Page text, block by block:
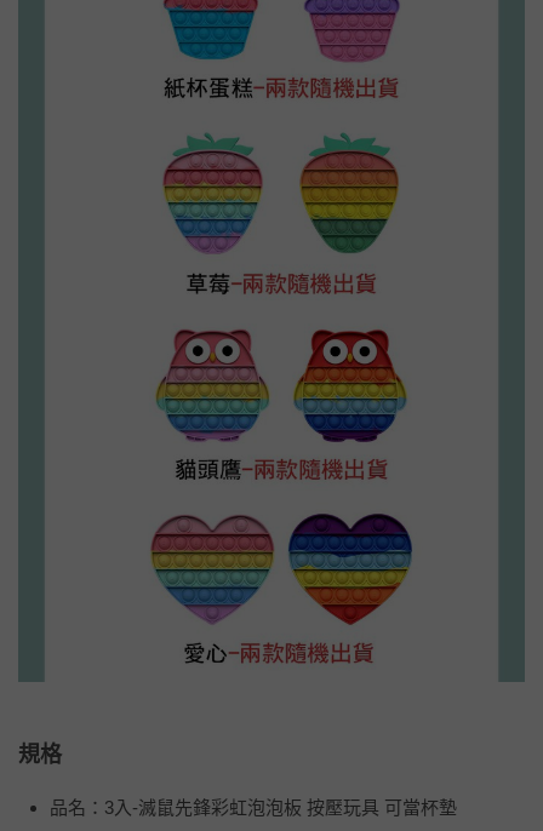
規格
品名：3入-滅鼠先鋒彩虹泡泡板 按壓玩具 可當杯墊